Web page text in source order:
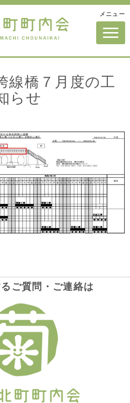
メニュー
N
a
v
t
i
線橋７月度の工
らせ
ご質問・ご連絡は